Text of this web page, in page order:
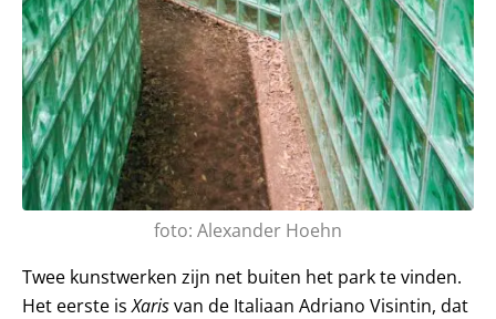
foto: Alexander Hoehn
Twee kunstwerken zijn net buiten het park te vinden.
Het eerste isXarisvan de Italiaan Adriano Visintin, dat